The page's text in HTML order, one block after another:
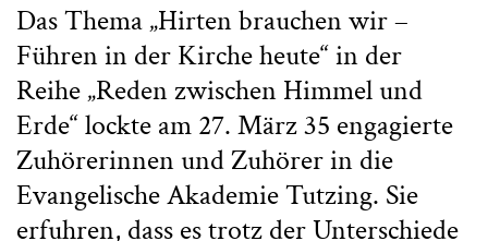
Das Thema „Hirten brauchen wir –
Führen in der Kirche heute“ in der
Reihe „Reden zwischen Himmel und
Erde“ lockte am 27. März 35 engagierte
Zuhörerinnen und Zuhörer in die
Evangelische Akademie Tutzing. Sie
erfuhren, dass es trotz der Unterschiede